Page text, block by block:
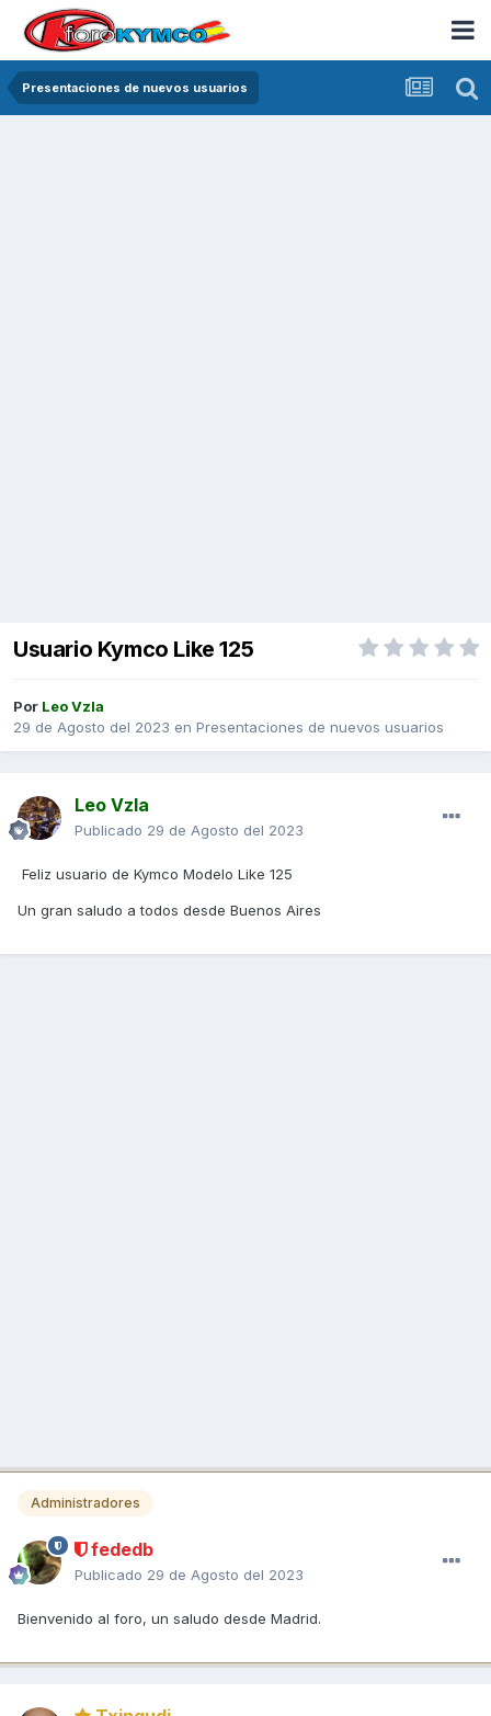
Presentaciones de nuevos usuarios
Usuario Kymco Like 125
Por Leo Vzla
29 de Agosto del 2023 en Presentaciones de nuevos usuarios
Leo Vzla
Publicado 29 de Agosto del 2023
Feliz usuario de Kymco Modelo Like 125
Un gran saludo a todos desde Buenos Aires
Administradores
fededb
Publicado 29 de Agosto del 2023
Bienvenido al foro, un saludo desde Madrid.